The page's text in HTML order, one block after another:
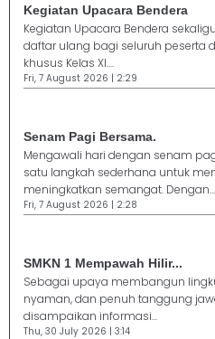
Kegiatan Upacara Bendera
Kegiatan Upacara Bendera
daftar ulang bagi seluruh peserta
khusus Kelas XI....
Fri, 7 August 2026 | 2:29
Senam Pagi Bersama.
Mengawali hari dengan senam
satu langkah sederhana untuk
meningkatkan semangat. Dengan...
Fri, 7 August 2026 | 2:28
SMKN 1 Mempawah Hilir...
Sebagai upaya membangun
nyaman, dan penuh tanggung
disampaikan informasi...
Thu, 30 July 2026 | 3:14